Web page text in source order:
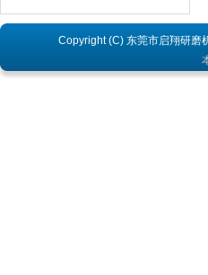
Copyright (C) 东莞市启翔研